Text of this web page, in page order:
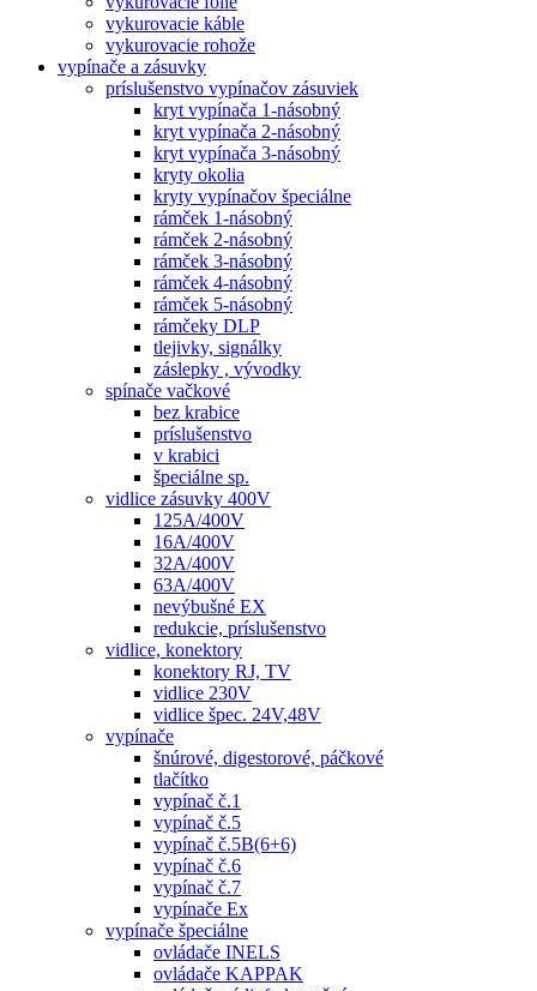
vykurovacie káble
vykurovacie rohože
vypínače a zásuvky
príslušenstvo vypínačov zásuviek
kryt vypínača 1-násobný
kryt vypínača 2-násobný
kryt vypínača 3-násobný
kryty okolia
kryty vypínačov špeciálne
rámček 1-násobný
rámček 2-násobný
rámček 3-násobný
rámček 4-násobný
rámček 5-násobný
rámčeky DLP
tlejivky, signálky
záslepky , vývodky
spínače vačkové
bez krabice
príslušenstvo
v krabici
špeciálne sp.
vidlice zásuvky 400V
125A/400V
16A/400V
32A/400V
63A/400V
nevýbušné EX
redukcie, príslušenstvo
vidlice, konektory
konektory RJ, TV
vidlice 230V
vidlice špec. 24V,48V
vypínače
šnúrové, digestorové, páčkové
tlačítko
vypínač č.1
vypínač č.5
vypínač č.5B(6+6)
vypínač č.6
vypínač č.7
vypínače Ex
vypínače špeciálne
ovládače INELS
ovládače KAPPAK